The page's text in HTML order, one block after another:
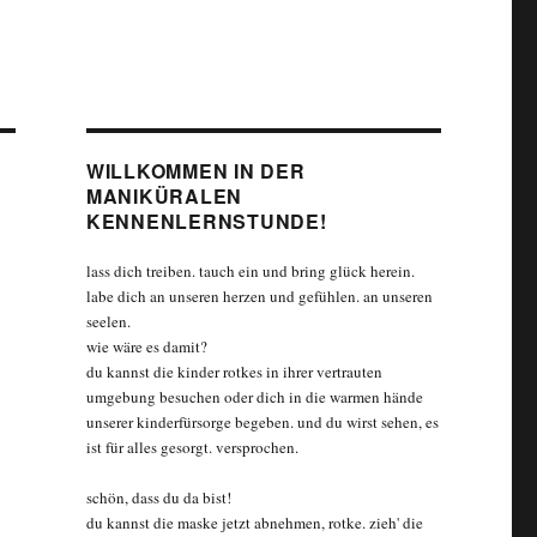
WILLKOMMEN IN DER
MANIKÜRALEN
KENNENLERNSTUNDE!
lass dich treiben. tauch ein und bring glück herein.
labe dich an unseren herzen und gefühlen. an unseren
seelen.
wie wäre es damit?
du kannst die kinder rotkes in ihrer vertrauten
umgebung besuchen oder dich in die warmen hände
unserer kinderfürsorge begeben. und du wirst sehen, es
ist für alles gesorgt. versprochen.
schön, dass du da bist!
du kannst die maske jetzt abnehmen, rotke. zieh' die